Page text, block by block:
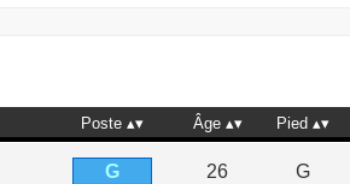
Poste Âge Pied
G 26 G